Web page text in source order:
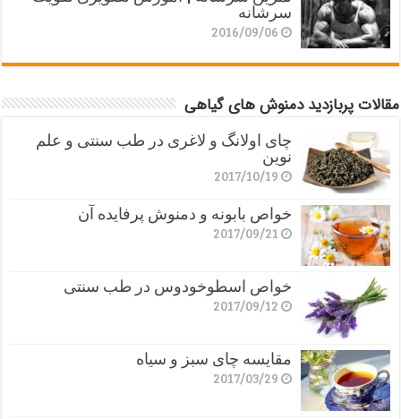
سرشانه
2016/09/06
مقالات پربازدید دمنوش های گیاهی
چای اولانگ و لاغری در طب سنتی و علم
نوین
2017/10/19
خواص بابونه و دمنوش پرفایده آن
2017/09/21
خواص اسطوخودوس در طب سنتی
2017/09/12
مقایسه چای سبز و سیاه
2017/03/29